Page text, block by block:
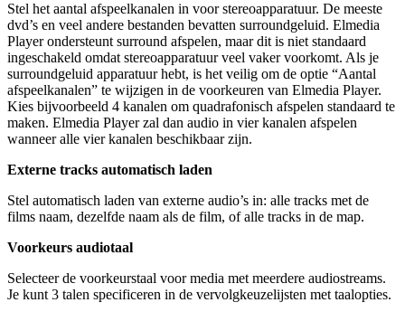
Stel het aantal afspeelkanalen in voor stereoapparatuur. De meeste
dvd’s en veel andere bestanden bevatten surroundgeluid. Elmedia
Player ondersteunt surround afspelen, maar dit is niet standaard
ingeschakeld omdat stereoapparatuur veel vaker voorkomt. Als je
surroundgeluid apparatuur hebt, is het veilig om de optie “Aantal
afspeelkanalen” te wijzigen in de voorkeuren van Elmedia Player.
Kies bijvoorbeeld 4 kanalen om quadrafonisch afspelen standaard te
maken. Elmedia Player zal dan audio in vier kanalen afspelen
wanneer alle vier kanalen beschikbaar zijn.
Externe tracks automatisch laden
Stel automatisch laden van externe audio’s in: alle tracks met de
films naam, dezelfde naam als de film, of alle tracks in de map.
Voorkeurs audiotaal
Selecteer de voorkeurstaal voor media met meerdere audiostreams.
Je kunt 3 talen specificeren in de vervolgkeuzelijsten met taalopties.